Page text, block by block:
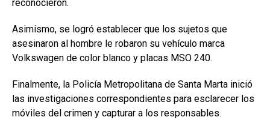
reconocieron.
Asimismo, se logró establecer que los sujetos que
asesinaron al hombre le robaron su vehículo marca
Volkswagen de color blanco y placas MSO 240.
Finalmente, la Policía Metropolitana de Santa Marta inició
las investigaciones correspondientes para esclarecer los
móviles del crimen y capturar a los responsables.